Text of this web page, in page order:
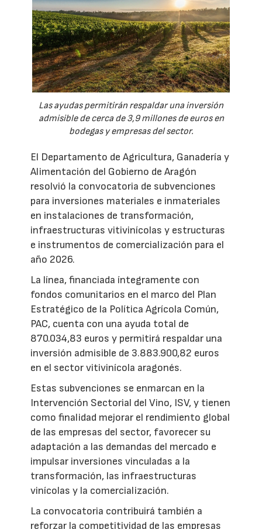
Las ayudas permitirán respaldar una inversión
admisible de cerca de 3,9 millones de euros en
bodegas y empresas del sector.
El Departamento de Agricultura, Ganadería y
Alimentación del Gobierno de Aragón
resolvió la convocatoria de subvenciones
para inversiones materiales e inmateriales
en instalaciones de transformación,
infraestructuras vitivinícolas y estructuras
e instrumentos de comercialización para el
año 2026.
La línea, financiada íntegramente con
fondos comunitarios en el marco del Plan
Estratégico de la Política Agrícola Común,
PAC, cuenta con una ayuda total de
870.034,83 euros y permitirá respaldar una
inversión admisible de 3.883.900,82 euros
en el sector vitivinícola aragonés.
Estas subvenciones se enmarcan en la
Intervención Sectorial del Vino, ISV, y tienen
como finalidad mejorar el rendimiento global
de las empresas del sector, favorecer su
adaptación a las demandas del mercado e
impulsar inversiones vinculadas a la
transformación, las infraestructuras
vinícolas y la comercialización.
La convocatoria contribuirá también a
reforzar la competitividad de las empresas